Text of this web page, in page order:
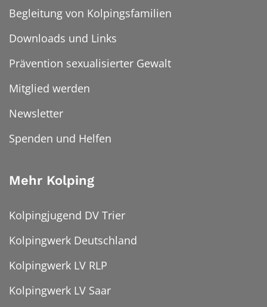
Begleitung von Kolpingsfamilien
Downloads und Links
Prävention sexualisierter Gewalt
Mitglied werden
Newsletter
Spenden und Helfen
Mehr Kolping
Kolpingjugend DV Trier
Kolpingwerk Deutschland
Kolpingwerk LV RLP
Kolpingwerk LV Saar